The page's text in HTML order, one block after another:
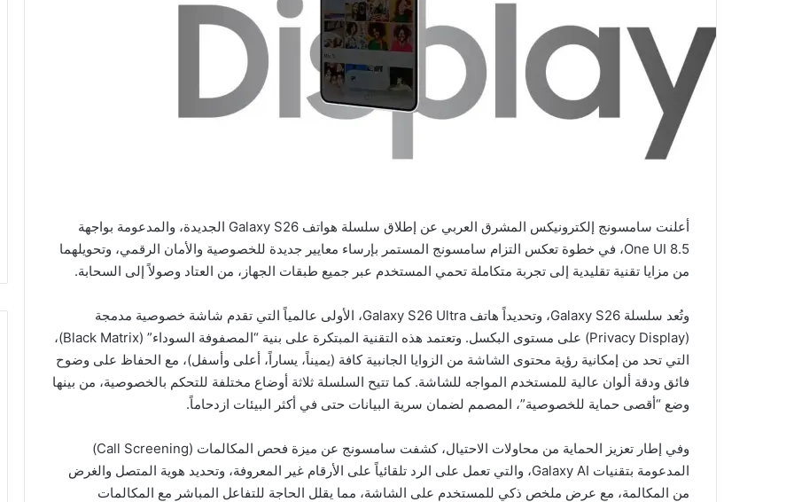
أعلنت سامسونج إلكترونيكس المشرق العربي عن إطلاق سلسلة هواتف Galaxy S26 الجديدة، والمدعومة بواجهة
One UI 8.5، في خطوة تعكس التزام سامسونج المستمر بإرساء معايير جديدة للخصوصية والأمان الرقمي، وتحويلهما
من مزايا تقنية تقليدية إلى تجربة متكاملة تحمي المستخدم عبر جميع طبقات الجهاز، من العتاد وصولاً إلى السحابة.
وتُعد سلسلة Galaxy S26، وتحديداً هاتف Galaxy S26 Ultra، الأولى عالمياً التي تقدم شاشة خصوصية مدمجة
(Privacy Display) على مستوى البكسل. وتعتمد هذه التقنية المبتكرة على بنية “المصفوفة السوداء” (Black Matrix)،
التي تحد من إمكانية رؤية محتوى الشاشة من الزوايا الجانبية كافة (يميناً، يساراً، أعلى وأسفل)، مع الحفاظ على وضوح
فائق ودقة ألوان عالية للمستخدم المواجه للشاشة. كما تتيح السلسلة ثلاثة أوضاع مختلفة للتحكم بالخصوصية، من بينها
وضع “أقصى حماية للخصوصية”، المصمم لضمان سرية البيانات حتى في أكثر البيئات ازدحاماً.
وفي إطار تعزيز الحماية من محاولات الاحتيال، كشفت سامسونج عن ميزة فحص المكالمات (Call Screening)
المدعومة بتقنيات Galaxy AI، والتي تعمل على الرد تلقائياً على الأرقام غير المعروفة، وتحديد هوية المتصل والغرض
من المكالمة، مع عرض ملخص ذكي للمستخدم على الشاشة، مما يقلل الحاجة للتفاعل المباشر مع المكالمات